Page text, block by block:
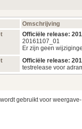
Omschrijving
Officiële release:
20161107_01
Er zijn geen
Officiële release:
testrelease voor
gebruikt voor